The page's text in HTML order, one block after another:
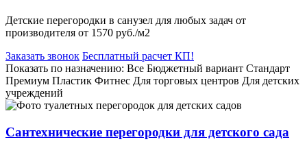
Детские перегородки в санузел для любых задач от
производителя от 1570 руб./м2
Заказать звонок Бесплатный расчет КП!
Показать по назначению: Все Бюджетный вариант Стандарт
Премиум Пластик Фитнес Для торговых центров Для детских
учреждений
Сантехнические перегородки для детского сада